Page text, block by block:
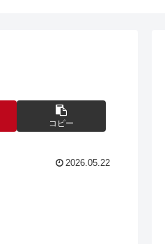
コピー
2026.05.22